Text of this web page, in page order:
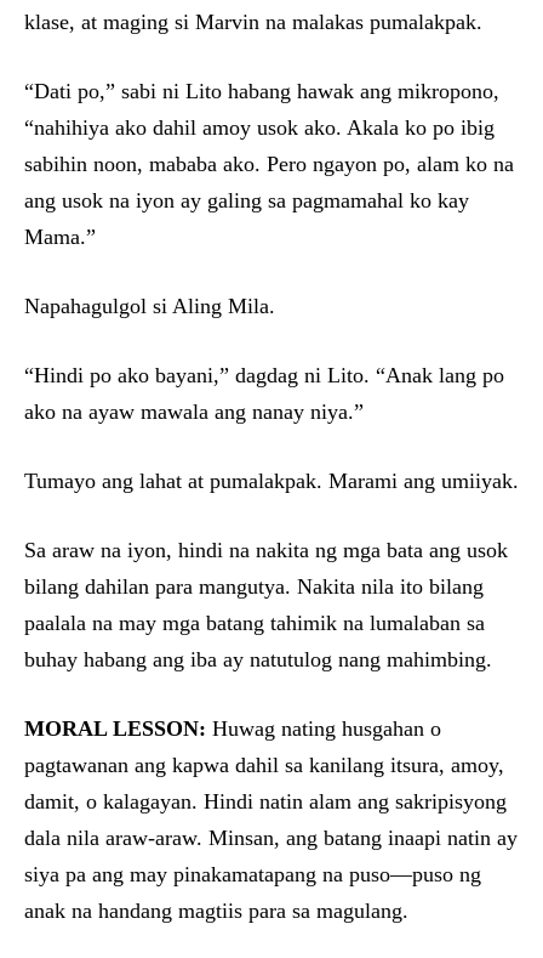
klase, at maging si Marvin na malakas pumalakpak.
“Dati po,” sabi ni Lito habang hawak ang mikropono,
“nahihiya ako dahil amoy usok ako. Akala ko po ibig
sabihin noon, mababa ako. Pero ngayon po, alam ko na
ang usok na iyon ay galing sa pagmamahal ko kay
Mama.”
Napahagulgol si Aling Mila.
“Hindi po ako bayani,” dagdag ni Lito. “Anak lang po
ako na ayaw mawala ang nanay niya.”
Tumayo ang lahat at pumalakpak. Marami ang umiiyak.
Sa araw na iyon, hindi na nakita ng mga bata ang usok
bilang dahilan para mangutya. Nakita nila ito bilang
paalala na may mga batang tahimik na lumalaban sa
buhay habang ang iba ay natutulog nang mahimbing.
MORAL LESSON: Huwag nating husgahan o
pagtawanan ang kapwa dahil sa kanilang itsura, amoy,
damit, o kalagayan. Hindi natin alam ang sakripisyong
dala nila araw-araw. Minsan, ang batang inaapi natin ay
siya pa ang may pinakamatapang na puso—puso ng
anak na handang magtiis para sa magulang.